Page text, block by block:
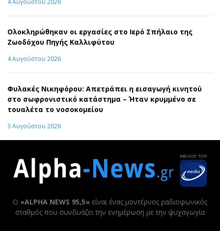
Ολοκληρώθηκαν οι εργασίες στο Ιερό Σπήλαιο της
Ζωοδόχου Πηγής Καλλιφύτου
4 Αυγούστου 2026
Φυλακές Νικηφόρου: Απετράπει η εισαγωγή κινητού
στο σωφρονιστικό κατάστημα – Ήταν κρυμμένο σε
τουαλέτα το νοσοκομείου
3 Αυγούστου 2026
Ο «ALPHA NEWS 95,5» είναι ένας μοντέρνος ραδιοφωνικός
σταθμός που συνδυάζει την ενημέρωση με την ψυχαγωγία